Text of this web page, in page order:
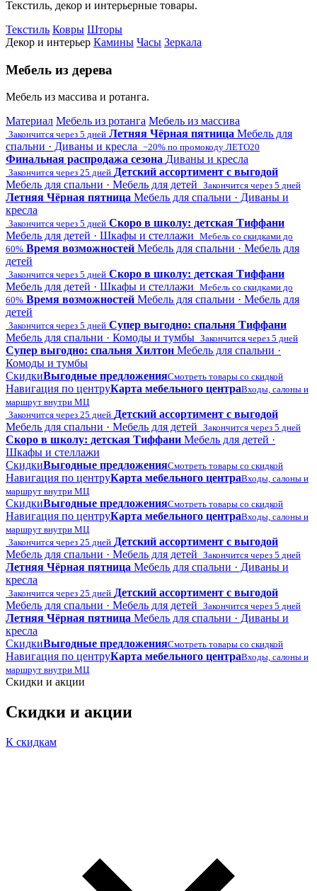
Текстиль, декор и интерьерные товары.
Текстиль Ковры Шторы
Декор и интерьер Камины Часы Зеркала
Мебель из дерева
Мебель из массива и ротанга.
Материал Мебель из ротанга Мебель из массива
Закончится через 5 дней Летняя Чёрная пятница Мебель для
спальни · Диваны и кресла −20% по промокоду ЛЕТО20
Финальная распродажа сезона Диваны и кресла
Закончится через 25 дней Детский ассортимент с выгодой
Мебель для спальни · Мебель для детей Закончится через 5 дней
Летняя Чёрная пятница Мебель для спальни · Диваны и
кресла
Закончится через 5 дней Скоро в школу: детская Тиффани
Мебель для детей · Шкафы и стеллажи Мебель со скидками до
60% Время возможностей Мебель для спальни · Мебель для
детей
Закончится через 5 дней Скоро в школу: детская Тиффани
Мебель для детей · Шкафы и стеллажи Мебель со скидками до
60% Время возможностей Мебель для спальни · Мебель для
детей
Закончится через 5 дней Супер выгодно: спальня Тиффани
Мебель для спальни · Комоды и тумбы Закончится через 5 дней
Супер выгодно: спальня Хилтон Мебель для спальни ·
Комоды и тумбы
СкидкиВыгодные предложенияСмотреть товары со скидкой
Навигация по центруКарта мебельного центраВходы, салоны и
маршрут внутри МЦ
Закончится через 25 дней Детский ассортимент с выгодой
Мебель для спальни · Мебель для детей Закончится через 5 дней
Скоро в школу: детская Тиффани Мебель для детей ·
Шкафы и стеллажи
СкидкиВыгодные предложенияСмотреть товары со скидкой
Навигация по центруКарта мебельного центраВходы, салоны и
маршрут внутри МЦ
СкидкиВыгодные предложенияСмотреть товары со скидкой
Навигация по центруКарта мебельного центраВходы, салоны и
маршрут внутри МЦ
Закончится через 25 дней Детский ассортимент с выгодой
Мебель для спальни · Мебель для детей Закончится через 5 дней
Летняя Чёрная пятница Мебель для спальни · Диваны и
кресла
Закончится через 25 дней Детский ассортимент с выгодой
Мебель для спальни · Мебель для детей Закончится через 5 дней
Летняя Чёрная пятница Мебель для спальни · Диваны и
кресла
СкидкиВыгодные предложенияСмотреть товары со скидкой
Навигация по центруКарта мебельного центраВходы, салоны и
маршрут внутри МЦ
Скидки и акции
Скидки и акции
К скидкам